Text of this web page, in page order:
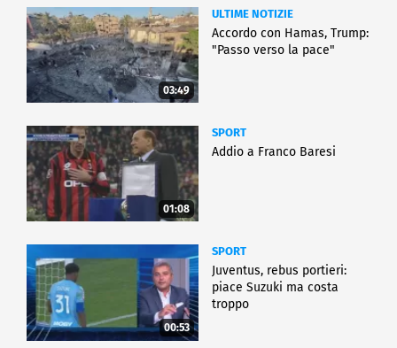
03:49
ULTIME NOTIZIE
Accordo con Hamas, Trump:
"Passo verso la pace"
01:08
SPORT
Addio a Franco Baresi
00:53
SPORT
Juventus, rebus portieri:
piace Suzuki ma costa
troppo